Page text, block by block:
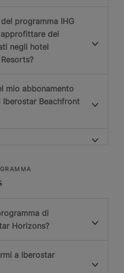
programma IHG
approfittare dei
negli hotel
mio abbonamento
Iberostar Beachfront
di
Horizons?
a Iberostar